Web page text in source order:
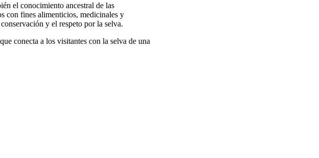
el conocimiento ancestral de las
con fines alimenticios, medicinales y
y el respeto por la selva.
conecta a los visitantes con la selva de una